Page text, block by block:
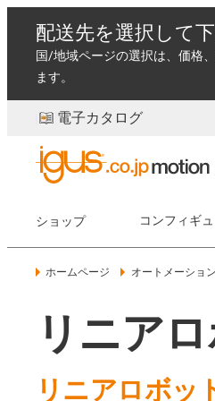
配送先を選択して
国/地域ページの選択は、価格
ます。
電子カタログ
ショップ コンフィギ
ホームページ オートメーション
リニア
リニアロボッ